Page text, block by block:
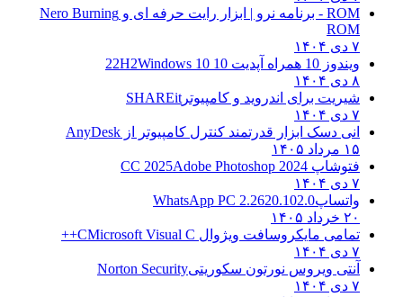
ROM - برنامه نرو | ابزار رایت حرفه ای و
Nero Burning
ROM
ویندوز 10 همراه آپدیت 10 22H2
Windows 10
شیریت برای اندروید و کامپیوترSHAREit
انی دسک ابزار قدرتمند کنترل کامپیوتر ازAnyDesk
فتوشاپ CC 2025Adobe Photoshop 2024
واتساپWhatsApp PC 2.2620.102.0
تمامی مایکروسافت ویژوال C Microsoft Visual C++
آنتی ویروس نورتون سکوریتیNorton Security